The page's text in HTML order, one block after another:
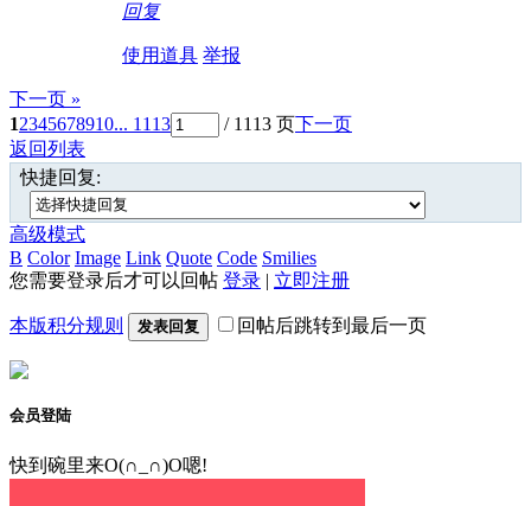
回复
使用道具 举报
下一页 »
12345678910... 1113 / 1113 页下一页
返回列表
快捷回复:
高级模式
B Color Image Link Quote Code Smilies
您需要登录后才可以回帖 登录 | 立即注册
本版积分规则 发表回复 回帖后跳转到最后一页
会员登陆
快到碗里来O(∩_∩)O嗯!